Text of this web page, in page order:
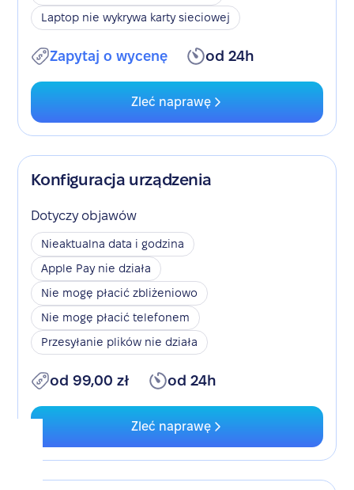
Laptop nie wykrywa karty sieciowej
Zapytaj o wycenę od 24h
Zleć naprawę
Konfiguracja urządzenia
Dotyczy objawów
Nieaktualna data i godzina
Apple Pay nie działa
Nie mogę płacić zbliżeniowo
Nie mogę płacić telefonem
Przesyłanie plików nie działa
od 99,00 zł od 24h
Zleć naprawę